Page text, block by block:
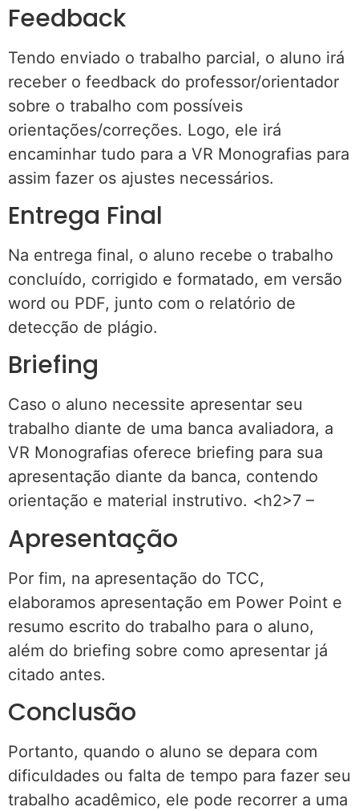
Feedback
Tendo enviado o trabalho parcial, o aluno irá
receber o feedback do professor/orientador
sobre o trabalho com possíveis
orientações/correções. Logo, ele irá
encaminhar tudo para a VR Monografias para
assim fazer os ajustes necessários.
Entrega Final
Na entrega final, o aluno recebe o trabalho
concluído, corrigido e formatado, em versão
word ou PDF, junto com o relatório de
detecção de plágio.
Briefing
Caso o aluno necessite apresentar seu
trabalho diante de uma banca avaliadora, a
VR Monografias oferece briefing para sua
apresentação diante da banca, contendo
orientação e material instrutivo. <h2>7 –
Apresentação
Por fim, na apresentação do TCC,
elaboramos apresentação em Power Point e
resumo escrito do trabalho para o aluno,
além do briefing sobre como apresentar já
citado antes.
Conclusão
Portanto, quando o aluno se depara com
dificuldades ou falta de tempo para fazer seu
trabalho acadêmico, ele pode recorrer a uma